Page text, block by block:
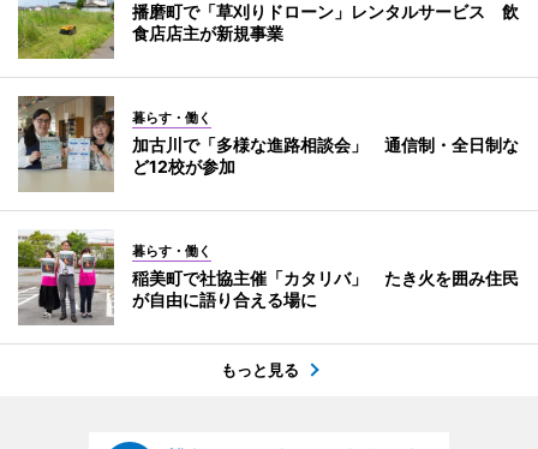
播磨町で「草刈りドローン」レンタルサービス 飲
食店店主が新規事業
暮らす・働く
加古川で「多様な進路相談会」 通信制・全日制な
ど12校が参加
暮らす・働く
稲美町で社協主催「カタリバ」 たき火を囲み住民
が自由に語り合える場に
もっと見る